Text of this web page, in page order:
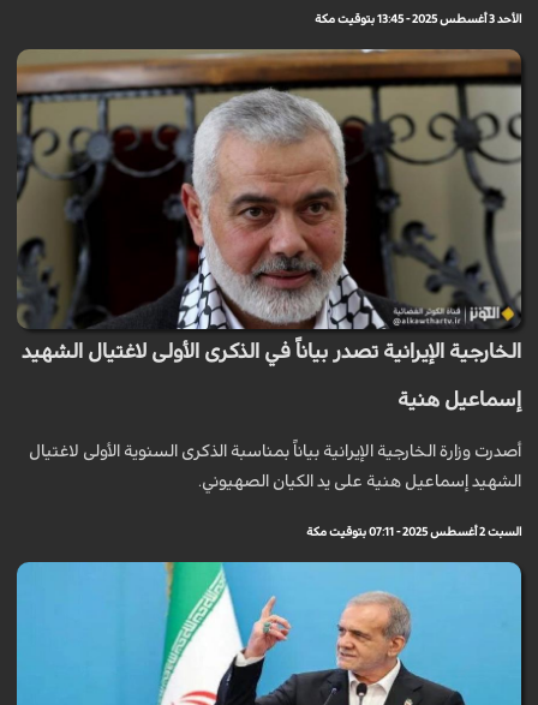
الأحد 3 أغسطس 2025 - 13:45 بتوقيت مكة
الخارجية الإيرانية تصدر بياناً في الذكرى الأولى لاغتيال الشهيد
إسماعيل هنية
أصدرت وزارة الخارجية الإيرانية بياناً بمناسبة الذكرى السنوية الأولى لاغتيال
الشهيد إسماعيل هنية على يد الكيان الصهيوني.
السبت 2 أغسطس 2025 - 07:11 بتوقيت مكة